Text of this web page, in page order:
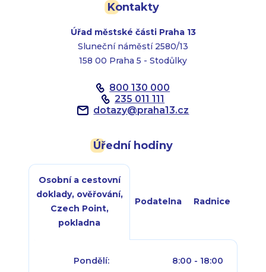
Kontakty
Úřad městské části Praha 13
Sluneční náměstí 2580/13
158 00 Praha 5 - Stodůlky
800 130 000
235 011 111
dotazy@praha13.cz
Úřední hodiny
Osobní a cestovní
doklady, ověřování,
Czech Point,
pokladna
Podatelna Radnice
Pondělí: 8:00 - 18:00